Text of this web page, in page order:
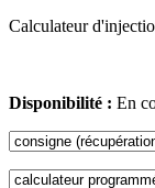
Calculateur
Disponibilité : En